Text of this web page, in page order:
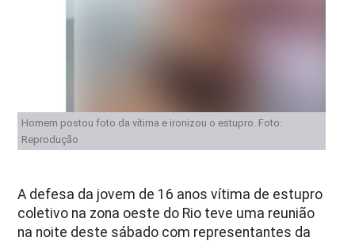
Homem postou foto da vítima e ironizou o estupro. Foto:
Reprodução
A defesa da jovem de 16 anos vítima de estupro
coletivo na zona oeste do Rio teve uma reunião
na noite deste sábado com representantes da